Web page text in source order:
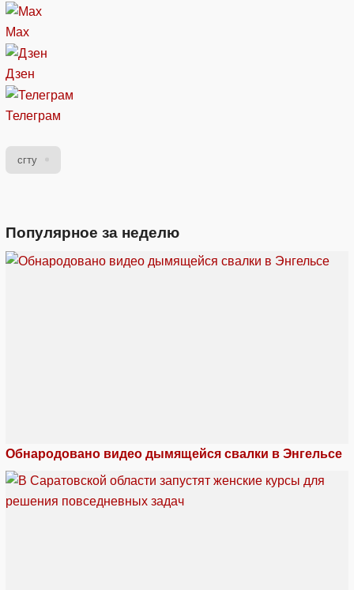
Max
Дзен
Телеграм
сгту
Популярное за неделю
Обнародовано видео дымящейся свалки в Энгельсе